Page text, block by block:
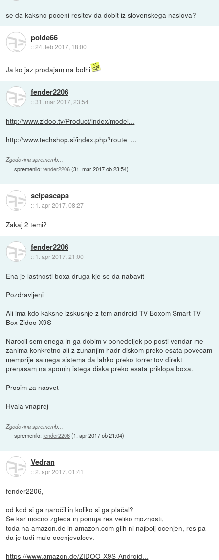
se da kaksno poceni resitev da dobit iz slovenskega naslova?
polde66
::24. feb 2017, 18:00
Ja ko jaz prodajam na bolhi
fender2206
::31. mar 2017, 23:54
http://www.zidoo.tv/Product/index/model...
http://www.techshop.si/index.php?route=...
Zgodovina sprememb…
spremenilo:fender2206(31. mar 2017 ob 23:54)
scipascapa
:: 1. apr 2017, 08:27
Zakaj 2 temi?
fender2206
:: 1. apr 2017, 21:00
Ena je lastnosti boxa druga kje se da nabavit
Pozdravljeni
Ali ima kdo kaksne izskusnje z tem android TV Boxom Smart TV
Box Zidoo X9S
Narocil sem enega in ga dobim v ponedeljek po posti vendar me
zanima konkretno ali z zunanjim hadr diskom preko esata povecam
memorije samega sistema da lahko preko torrentov direkt
prenasam na spomin istega diska preko esata priklopa boxa.
Prosim za nasvet
Hvala vnaprej
Zgodovina sprememb…
spremenilo:fender2206(1. apr 2017 ob 21:04)
Vedran
::2. apr 2017, 01:41
fender2206,
od kod si ga naročil in koliko si ga plačal?
Še kar močno zgleda in ponuja res veliko možnosti,
toda na amazon.de in amazon.com glih ni najbolj ocenjen, res pa
da je tudi malo ocenjevalcev.
https://www.amazon.de/ZIDOO-X9S-Android...